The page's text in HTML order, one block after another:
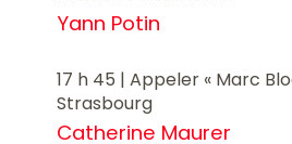
Yann Potin
17 h 45 | Appeler « Marc
Strasbourg
Catherine Maurer